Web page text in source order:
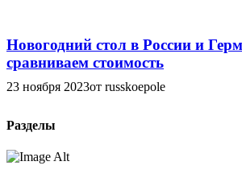
Новогодний стол в России и
сравниваем стоимость
23 ноября 2023от russkoepole
Разделы